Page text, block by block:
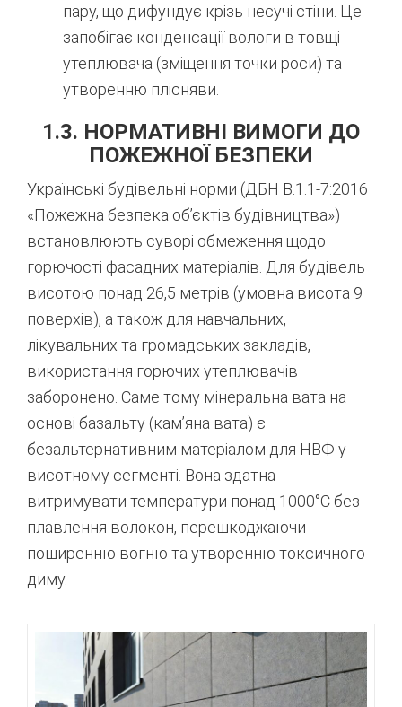
пару, що дифундує крізь несучі стіни. Це
запобігає конденсації вологи в товщі
утеплювача (зміщення точки роси) та
утворенню плісняви.
1.3. НОРМАТИВНІ ВИМОГИ ДО
ПОЖЕЖНОЇ БЕЗПЕКИ
Українські будівельні норми (ДБН В.1.1-7:2016
«Пожежна безпека об’єктів будівництва»)
встановлюють суворі обмеження щодо
горючості фасадних матеріалів. Для будівель
висотою понад 26,5 метрів (умовна висота 9
поверхів), а також для навчальних,
лікувальних та громадських закладів,
використання горючих утеплювачів
заборонено. Саме тому мінеральна вата на
основі базальту (кам’яна вата) є
безальтернативним матеріалом для НВФ у
висотному сегменті. Вона здатна
витримувати температури понад 1000°C без
плавлення волокон, перешкоджаючи
поширенню вогню та утворенню токсичного
диму.